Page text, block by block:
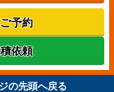
予約
依頼
の先頭へ戻る